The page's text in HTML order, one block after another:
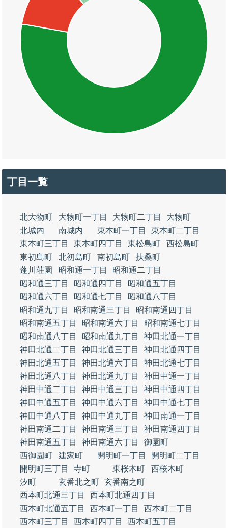
丁目一覧
北大物町 大物町一丁目 大物町二丁目
大物町
北城内
南城内 東本町一丁目
東本町二丁目
東本町三丁目
東本町四丁目 東松島町
西松島町
東初島町
北初島町 南初島町
扶桑町
蓬川荘園
昭和通一丁目
昭和通二丁目
昭和通三丁目
昭和通四丁目
昭和通五丁目
昭和通六丁目
昭和通七丁目
昭和通八丁目
昭和通九丁目
昭和南通三丁目
昭和南通四丁目
昭和南通五丁目
昭和南通六丁目
昭和南通七丁目
昭和南通八丁目
昭和南通九丁目
神田北通一丁目
神田北通二丁目
神田北通三丁目
神田北通四丁目
神田北通五丁目
神田北通六丁目
神田北通七丁目
神田北通八丁目
神田北通九丁目
神田中通一丁目
神田中通二丁目
神田中通三丁目
神田中通四丁目
神田中通五丁目
神田中通六丁目
神田中通七丁目
神田中通八丁目
神田中通九丁目
神田南通一丁目
神田南通二丁目
神田南通三丁目
神田南通四丁目
神田南通五丁目
神田南通六丁目
御園町
西御園町
建家町 開明町一丁目
開明町二丁目
開明町三丁目
寺町 東桜木町
西桜木町
汐町
玄番北之町 玄番南之町
西本町北通三丁目
西本町北通四丁目
西本町北通五丁目
西本町一丁目
西本町二丁目
西本町三丁目
西本町四丁目
西本町五丁目